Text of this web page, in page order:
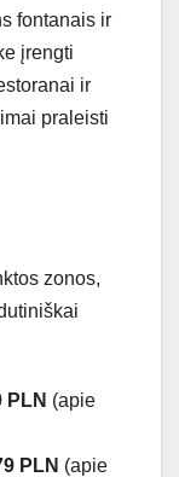
fontanais ir
įrengti
ir
praleisti
zonos,
PLN (apie
PLN (apie